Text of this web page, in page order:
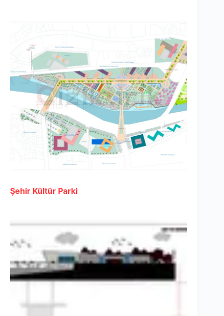
Şehir Kültür Parki